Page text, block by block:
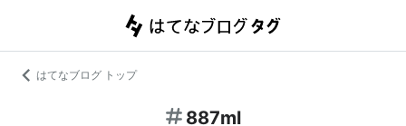
はてなブログ トップ
887ml